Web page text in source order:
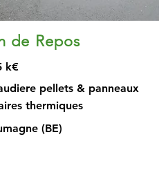
de Repos
k€
pellets & panneaux
thermiques
(BE)